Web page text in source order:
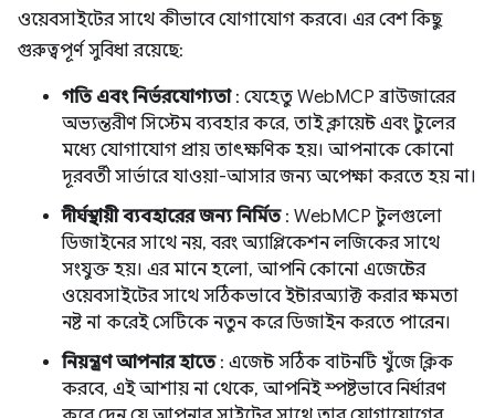
ওয়েবসাইটের সাথে কীভাবে যোগাযোগ করবে। এর বেশ কিছু
গুরুত্বপূর্ণ সুবিধা রয়েছে:
গতি এবং নির্ভরযোগ্যতা: যেহেতু WebMCP ব্রাউজারের
অভ্যন্তরীণ সিস্টেম ব্যবহার করে, তাই ক্লায়েন্ট এবং টুলের
মধ্যে যোগাযোগ প্রায় তাৎক্ষণিক হয়। আপনাকে কোনো
দূরবর্তী সার্ভারে যাওয়া-আসার জন্য অপেক্ষা করতে হয় না।
দীর্ঘস্থায়ী ব্যবহারের জন্য নির্মিত: WebMCP টুলগুলো
ডিজাইনের সাথে নয়, বরং অ্যাপ্লিকেশন লজিকের সাথে
সংযুক্ত হয়। এর মানে হলো, আপনি কোনো এজেন্টের
ওয়েবসাইটের সাথে সঠিকভাবে ইন্টারঅ্যাক্ট করার ক্ষমতা
নষ্ট না করেই সেটিকে নতুন করে ডিজাইন করতে পারেন।
নিয়ন্ত্রণ আপনার হাতে: এজেন্ট সঠিক বাটনটি খুঁজে ক্লিক
করবে, এই আশায় না থেকে, আপনিই স্পষ্টভাবে নির্ধারণ